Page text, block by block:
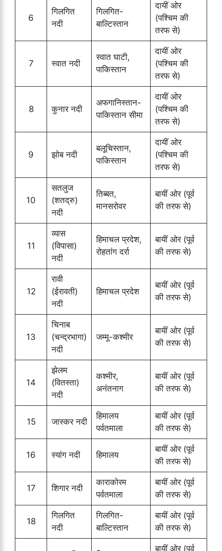
6
गिलगित
नदी
गिलगित-
बाल्टिस्तान
दायीं ओर
(पश्चिम की
तरफ से)
7 स्वात नदी
स्वात घाटी,
पाकिस्तान
दायीं ओर
(पश्चिम की
तरफ से)
8 कुनार नदी
अफगानिस्तान-
पाकिस्तान सीमा
दायीं ओर
(पश्चिम की
तरफ से)
9 झोब नदी
बलूचिस्तान,
पाकिस्तान
दायीं ओर
(पश्चिम की
तरफ से)
10
सतलुज
(शतद्रु)
नदी
तिब्बत,
मानसरोवर
बायीं ओर (पूर्व
की तरफ से)
11
व्यास
(विपासा)
नदी
हिमाचल प्रदेश,
रोहतांग दर्रा
बायीं ओर (पूर्व
की तरफ से)
12
रावी
(ईरावती)
नदी
हिमाचल प्रदेश
बायीं ओर (पूर्व
की तरफ से)
13
चिनाब
(चन्द्रभागा)
नदी
जम्मू-कश्मीर
बायीं ओर (पूर्व
की तरफ से)
14
झेलम
(वितस्ता)
नदी
कश्मीर,
अनंतनाग
बायीं ओर (पूर्व
की तरफ से)
15 जास्कर नदी
हिमालय
पर्वतमाला
बायीं ओर (पूर्व
की तरफ से)
16 स्यांग नदी हिमालय
बायीं ओर (पूर्व
की तरफ से)
17 शिगार नदी
काराकोरम
पर्वतमाला
बायीं ओर (पूर्व
की तरफ से)
18
गिलगित
नदी
गिलगित-
बाल्टिस्तान
बायीं ओर (पूर्व
की तरफ से)
बायीं ओर (पूर्व